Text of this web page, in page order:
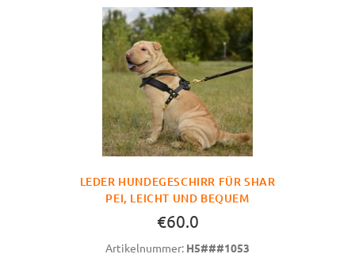
LEDER HUNDEGESCHIRR FÜR SHAR
PEI, LEICHT UND BEQUEM
€60.0
Artikelnummer: H5###1053